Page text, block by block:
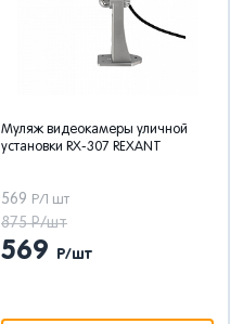
Муляж видеокамеры уличной
установки RX-307 REXANT
569 Р/1 шт
875 Р/шт
569 Р/шт